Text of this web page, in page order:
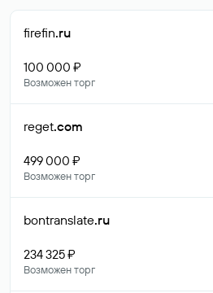
firefin.ru
100 000 ₽
Возможен торг
reget.com
499 000 ₽
Возможен торг
bontranslate.ru
234 325 ₽
Возможен торг